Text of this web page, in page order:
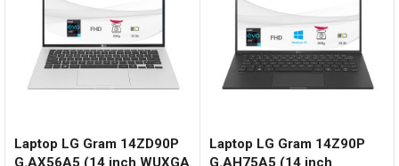
Laptop LG Gram 14ZD90P
G.AX56A5 (14 inch WUXGA
Laptop LG Gram 14Z90P
G.AH75A5 (14 inch